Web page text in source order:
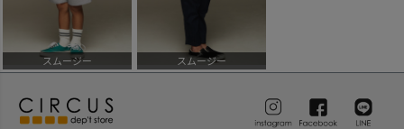
スムージー スムージー